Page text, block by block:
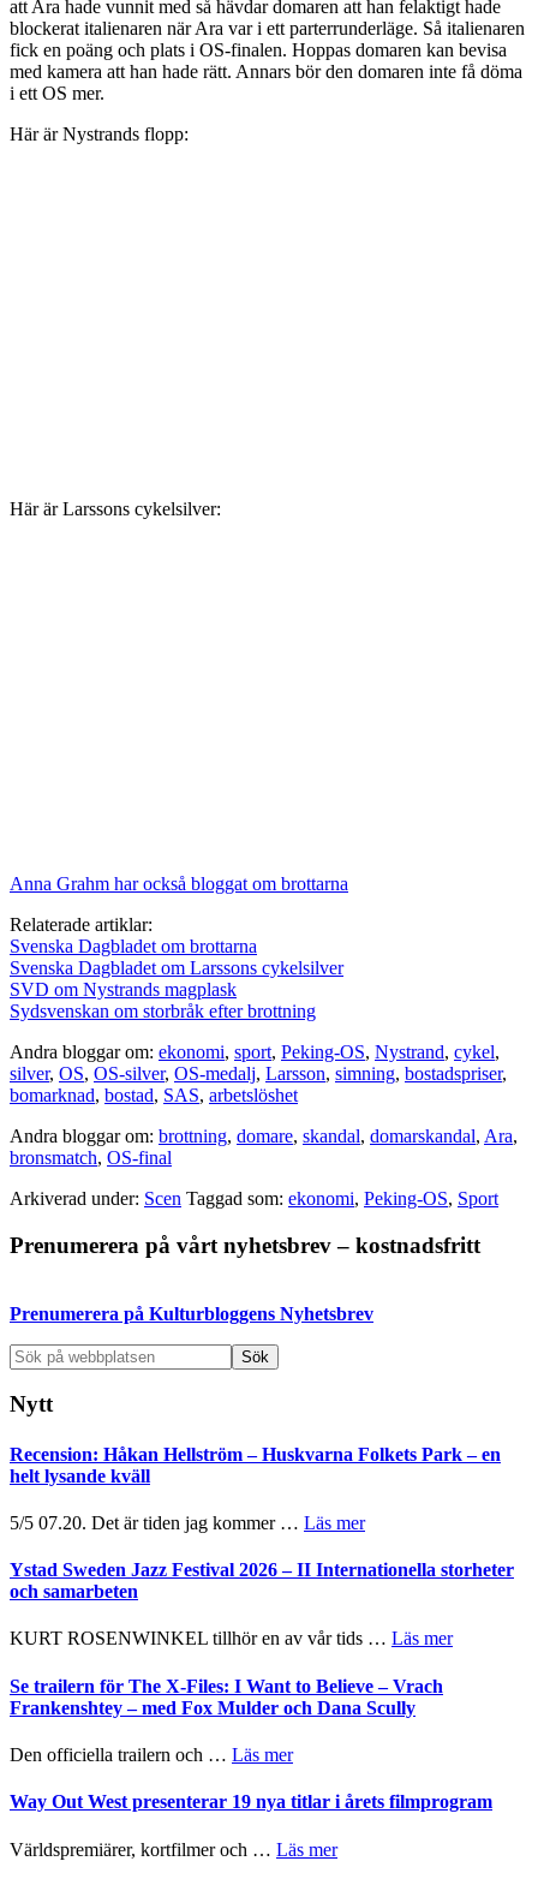
att Ara hade vunnit med så hävdar domaren att han felaktigt hade
blockerat italienaren när Ara var i ett parterrunderläge. Så italienaren
fick en poäng och plats i OS-finalen. Hoppas domaren kan bevisa
med kamera att han hade rätt. Annars bör den domaren inte få döma
i ett OS mer.
Här är Nystrands flopp:
Här är Larssons cykelsilver:
Anna Grahm har också bloggat om brottarna
Relaterade artiklar:
Svenska Dagbladet om brottarna
Svenska Dagbladet om Larssons cykelsilver
SVD om Nystrands magplask
Sydsvenskan om storbråk efter brottning
Andra bloggar om: ekonomi, sport, Peking-OS, Nystrand, cykel,
silver, OS, OS-silver, OS-medalj, Larsson, simning, bostadspriser,
bomarknad, bostad, SAS, arbetslöshet
Andra bloggar om: brottning, domare, skandal, domarskandal, Ara,
bronsmatch, OS-final
Arkiverad under: Scen Taggad som: ekonomi, Peking-OS, Sport
Primärt
Prenumerera på vårt nyhetsbrev – kostnadsfritt
Prenumerera på Kulturbloggens Nyhetsbrev
Sök
på
webbplatsen
Nytt
Recension: Håkan Hellström – Huskvarna Folkets Park – en
helt lysande kväll
5/5 07.20. Det är tiden jag kommer … Läs merom
Håkan
Huskvarna
Folkets
–
en
Ystad Sweden Jazz Festival 2026 – II Internationella storheter
och samarbeten
KURT ROSENWINKEL tillhör en av vår tids … Läs merom
Se trailern för The X-Files: I Want to Believe – Vrach
Frankenshtey – med Fox Mulder och Dana Scully
Den officiella trailern och … Läs merom
trailern
The
X-
Way Out West presenterar 19 nya titlar i årets filmprogram
Världspremiärer, kortfilmer och … Läs merom